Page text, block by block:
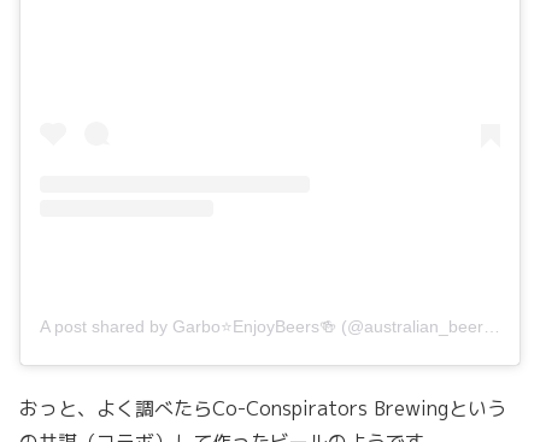
おっと、よく調べたらCo-Conspirators Brewingという